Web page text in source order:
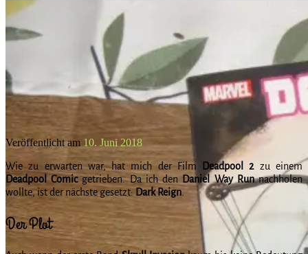
Veröffentlicht am 10. Juni 2018
Wie zu erwarten war, hat mich der Film Deadpool 2zu einem
Deadpool Comicgetrieben. Da ich den Daniel Way Runnachholen
wollte, ist der nächste gesetzt: Dark Reign
Der Plot